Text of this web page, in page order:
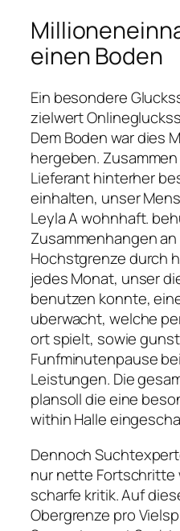
einen Boden
Ein besondere
zielwert
Dem Boden war dies
hergeben.
Lieferant hinterher
einhalten, unser
Leyla A wohnhaft.
Zusammenhangen
Hochstgrenze durch
jedes Monat, unser
benutzen konnte,
uberwacht, welche
ort spielt, sowie
Funfminutenpause
Leistungen. Die
plansoll die eine
within Halle
Dennoch
nur nette Fortschritte
scharfe kritik. Auf
Obergrenze pro